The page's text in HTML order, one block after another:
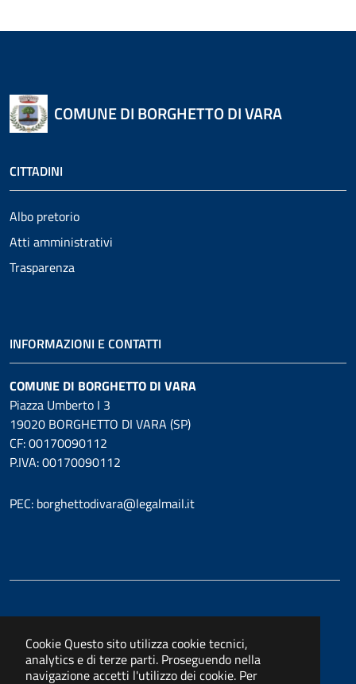
Cookie Questo sito utilizza cookie tecnici,
analytics e di terze parti. Proseguendo nella
navigazione accetti l'utilizzo dei cookie. Per
COMUNE DI BORGHETTO DI VARA
CITTADINI
Albo pretorio
Atti amministrativi
Trasparenza
INFORMAZIONI E CONTATTI
COMUNE DI BORGHETTO DI VARA
Piazza Umberto I 3
19020 BORGHETTO DI VARA (SP)
CF: 00170090112
P.IVA: 00170090112
PEC: borghettodivara@legalmail.it